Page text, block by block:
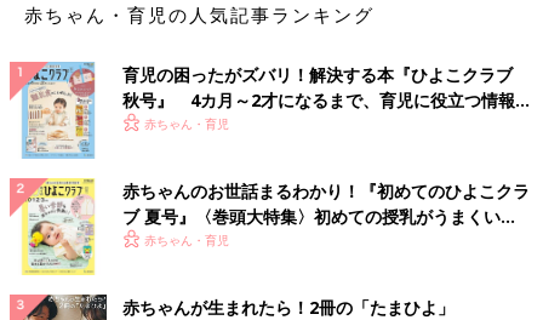
護学部に通いながら20歳で結婚しました。
「わが家は7歳、5歳、2歳の3人の男の子がいます。
長男が生まれたとき私は28歳、夫は29歳でした。その2年後に次
男のリッキーが生まれました。
長男は、“できるだけ自然分娩で ”という病院だったので、出産
に63時間もかかり本当に大変でした。しかしリッキーは、妊娠
37週1日に突然、陣痛が来て、経腟（ちつ）分娩でわずか4時間
で生まれました。出生体重は2294ｇです。しかし生まれてから
しばらくして、“長男とは違う。何かおかしい”という不安が募っ
赤ちゃん・育児の人気記事ランキング
育児の困ったがズバリ！解決する本『ひよこクラブ
秋号』 4カ月～2才になるまで、育児に役立つ情報が
いっぱい！
赤ちゃん・育児
赤ちゃんのお世話まるわかり！『初めてのひよこクラ
ブ 夏号』〈巻頭大特集〉初めての授乳がうまくい
く！ おっぱい・ミルクの基本と夏のトラブル 解決テ
赤ちゃん・育児
赤ちゃんが生まれたら！2冊の「たまひよ」